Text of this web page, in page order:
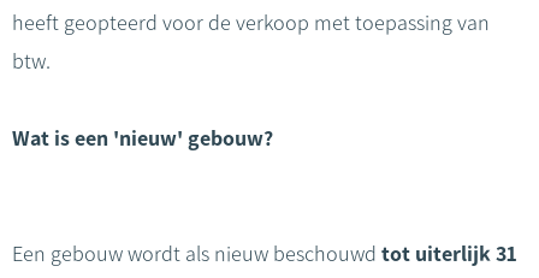
heeft geopteerd voor de verkoop met toepassing van
btw.
Wat is een 'nieuw' gebouw?
Een gebouw wordt als nieuw beschouwd tot uiterlijk 31